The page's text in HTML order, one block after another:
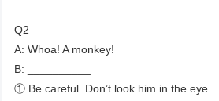
Q2
A: Whoa! A monkey!
B: __________
① Be careful. Don’t look him in the eye.